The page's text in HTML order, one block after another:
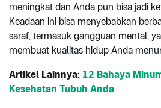
meningkat dan Anda pun bisa jadi
Keadaan ini bisa menyebabkan
saraf, termasuk gangguan mental,
membuat kualitas hidup Anda
Artikel Lainnya: 12 Bahaya
Kesehatan Tubuh Anda